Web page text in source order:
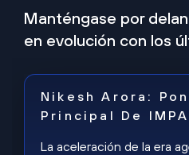
Manténgase por
en evolución con los
Nikesh Arora:
Principal De
La aceleración de la era